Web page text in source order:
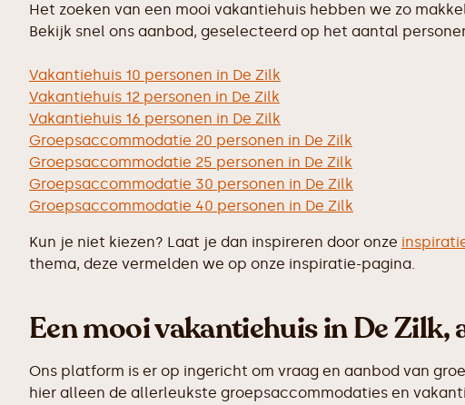
Het zoeken van een mooi vakantiehuis hebben we zo
Bekijk snel ons aanbod, geselecteerd op het aantal
Vakantiehuis 10 personen in De Zilk
Vakantiehuis 12 personen in De Zilk
Vakantiehuis 16 personen in De Zilk
Groepsaccommodatie 20 personen in De Zilk
Groepsaccommodatie 25 personen in De Zilk
Groepsaccommodatie 30 personen in De Zilk
Groepsaccommodatie 40 personen in De Zilk
Kun je niet kiezen? Laat je dan inspireren door onze
thema, deze vermelden we op onze inspiratie-pagina.
Een mooi vakantiehuis in De
Ons platform is er op ingericht om vraag en aanbod van
hier alleen de allerleukste groepsaccommodaties en